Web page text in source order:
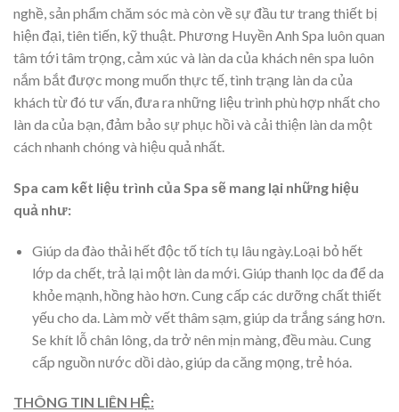
nghề, sản phẩm chăm sóc mà còn về sự đầu tư trang thiết bị
hiện đại, tiên tiến, kỹ thuật. Phương Huyền Anh Spa luôn quan
tâm tới tâm trọng, cảm xúc và làn da của khách nên spa luôn
nắm bắt được mong muốn thực tế, tình trạng làn da của
khách từ đó tư vấn, đưa ra những liệu trình phù hợp nhất cho
làn da của bạn, đảm bảo sự phục hồi và cải thiện làn da một
cách nhanh chóng và hiệu quả nhất.
Spa cam kết liệu trình của Spa sẽ mang lại những hiệu
quả như:
Giúp da đào thải hết độc tố tích tụ lâu ngày.Loại bỏ hết
lớp da chết, trả lại một làn da mới. Giúp thanh lọc da để da
khỏe mạnh, hồng hào hơn. Cung cấp các dưỡng chất thiết
yếu cho da. Làm mờ vết thâm sạm, giúp da trắng sáng hơn.
Se khít lỗ chân lông, da trở nên mịn màng, đều màu. Cung
cấp nguồn nước dồi dào, giúp da căng mọng, trẻ hóa.
THÔNG TIN LIÊN HỆ: